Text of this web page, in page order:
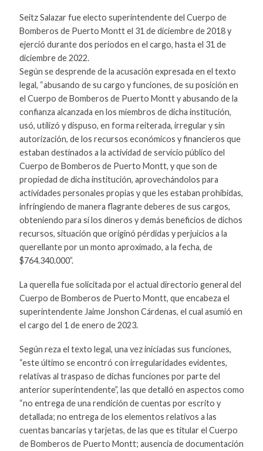
Seitz Salazar fue electo superintendente del Cuerpo de
Bomberos de Puerto Montt el 31 de diciembre de 2018 y
ejerció durante dos periodos en el cargo, hasta el 31 de
diciembre de 2022.
Según se desprende de la acusación expresada en el texto
legal, “abusando de su cargo y funciones, de su posición en
el Cuerpo de Bomberos de Puerto Montt y abusando de la
confianza alcanzada en los miembros de dicha institución,
usó, utilizó y dispuso, en forma reiterada, irregular y sin
autorización, de los recursos económicos y financieros que
estaban destinados a la actividad de servicio público del
Cuerpo de Bomberos de Puerto Montt, y que son de
propiedad de dicha institución, aprovechándolos para
actividades personales propias y que les estaban prohibidas,
infringiendo de manera flagrante deberes de sus cargos,
obteniendo para sí los dineros y demás beneficios de dichos
recursos, situación que originó pérdidas y perjuicios a la
querellante por un monto aproximado, a la fecha, de
$764.340.000”.
La querella fue solicitada por el actual directorio general del
Cuerpo de Bomberos de Puerto Montt, que encabeza el
superintendente Jaime Jonshon Cárdenas, el cual asumió en
el cargo del 1 de enero de 2023.
Según reza el texto legal, una vez iniciadas sus funciones,
“este último se encontró con irregularidades evidentes,
relativas al traspaso de dichas funciones por parte del
anterior superintendente”, las que detalló en aspectos como
“no entrega de una rendición de cuentas por escrito y
detallada; no entrega de los elementos relativos a las
cuentas bancarias y tarjetas, de las que es titular el Cuerpo
de Bomberos de Puerto Montt; ausencia de documentación